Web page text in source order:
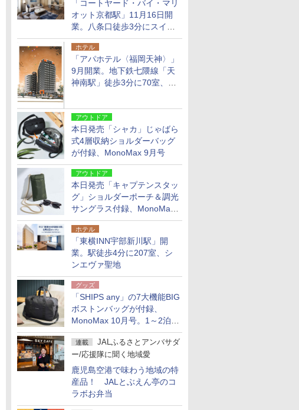
「コートヤード・バイ・マリ
オット京都駅」11月16日開
業。八条口徒歩3分にスイー
ト含む全270室、ダイニング
も併設
ホテル
「アパホテル〈福岡天神〉」
9月開業。地下鉄七隈線「天
神南駅」徒歩3分に70室、エ
アウトドア
本日発売「シャカ」じゃばら
式4層収納ショルダーバッグ
が付録、MonoMax 9月号
アウトドア
本日発売「キャプテンスタッ
グ」ショルダーポーチ＆調光
サングラス付録、MonoMax
9月号増刊
ホテル
「東横INN宇部新川駅」開
業。駅徒歩4分に207室、シ
ンエヴァ聖地
グッズ
「SHIPS any」の7大機能BIG
ボストンバッグが付録、
MonoMax 10月号。1～2泊の
荷物、キャリーオンも可能
連載
JALふるさとアンバサダ
ー/応援隊に聞く地域愛
鹿児島空港で味わう地域の特
産品！ JALとぶえん亭のコ
ラボお弁当